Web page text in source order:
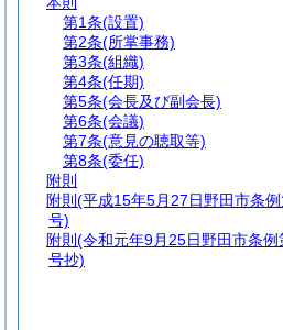
第1条(設置)
第2条(所掌事務)
第3条(組織)
第4条(任期)
第5条(会長及び副会長)
第6条(会議)
第7条(意見の聴取等)
第8条(委任)
附則
附則 (平成15年5月27日野田市条
号)
附則 (令和元年9月25日野田市条例
号抄)